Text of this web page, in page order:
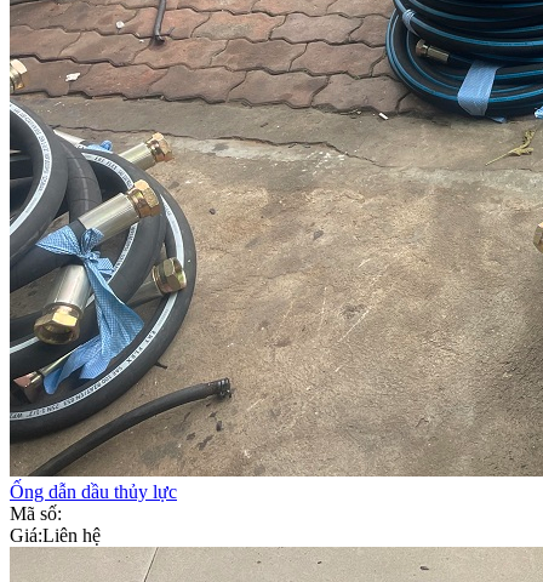
Ống dẫn dầu thủy lực
Mã số:
Giá:Liên hệ